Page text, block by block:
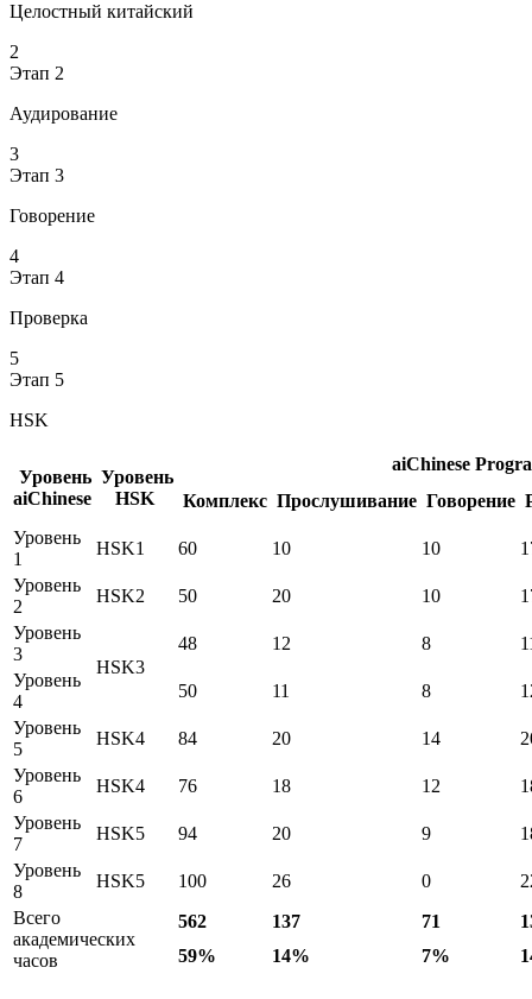
Целостный китайский
2
Этап 2
Аудирование
3
Этап 3
Говорение
4
Этап 4
Проверка
5
Этап 5
HSK
Уровень
aiChinese
Уровень
HSK
aiChinese
Комплекс Прослушивание Говорение
Уровень
1
HSK1 60 10 10
Уровень
2
HSK2 50 20 10
Уровень
3
HSK3
48 12 8
Уровень
4
50 11 8
Уровень
5
HSK4 84 20 14
Уровень
6
HSK4 76 18 12
Уровень
7
HSK5 94 20 9
Уровень
8
HSK5 100 26 0
Всего
академических
часов
562 137 71
59%
14% 7%